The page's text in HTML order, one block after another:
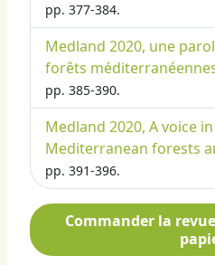
pp. 377-384.
Medland 2020, une
forêts
pp. 385-390.
Medland 2020, A voice
Mediterranean forests
pp. 391-396.
Commander la